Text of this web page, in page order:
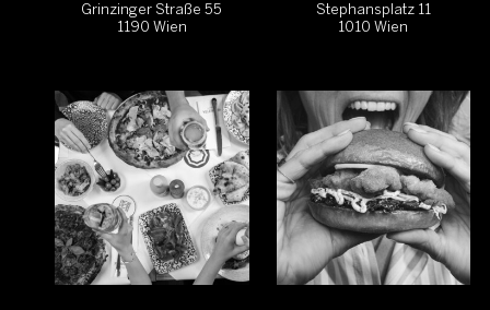
Grinzinger Straße 55
1190 Wien
Stephansplatz 11
1010 Wien